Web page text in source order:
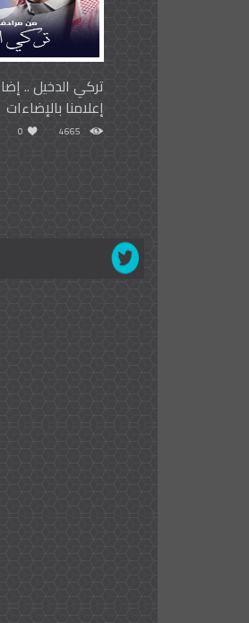
تركي الدخيل⁩ ..
إعلامنا بالإضاءات
4665
0